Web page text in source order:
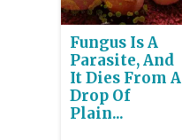
Fungus Is A
Parasite, And
It Dies From A
Drop Of
Plain...